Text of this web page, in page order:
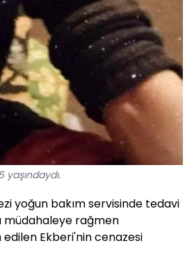
yaşındaydı.
yoğun bakım servisinde tedavi
müdahaleye rağmen
edilen Ekberi'nin cenazesi